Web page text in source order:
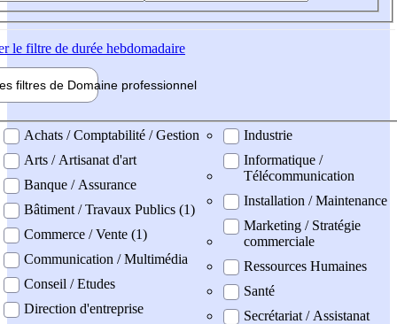
le filtre de durée hebdomadaire
filtres de Domaine professionnel
professionel
Achats / Comptabilité / Gestion
Arts / Artisanat d'art
Banque / Assurance
Bâtiment / Travaux Publics (1)
Commerce / Vente (1)
Communication / Multimédia
Conseil / Etudes
Direction d'entreprise
Industrie
Informatique /
Télécommunication
Installation / Maintenance
Marketing / Stratégie
commerciale
Ressources Humaines
Santé
Secrétariat / Assistanat